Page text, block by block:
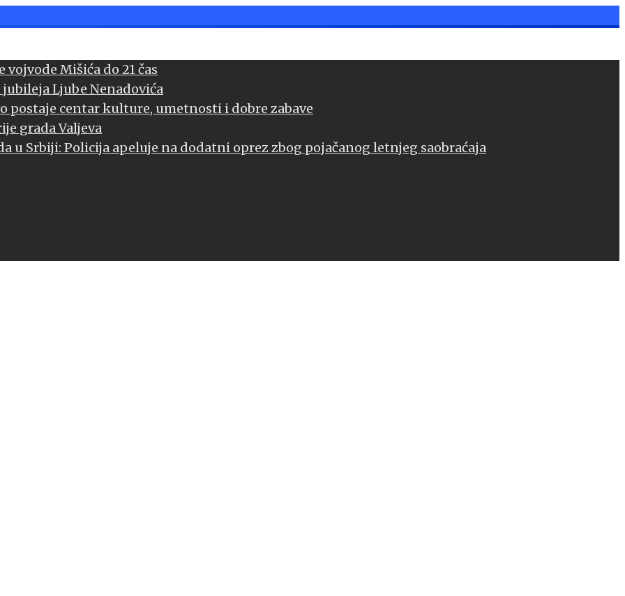
Mišića do 21 čas
Ljube Nenadovića
postaje centar kulture, umetnosti i dobre zabave
grada Valjeva
u Srbiji: Policija apeluje na dodatni oprez zbog pojačanog letnjeg saobraćaja